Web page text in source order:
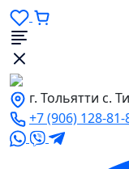
г. Тольятти с.
+7 (906) 128-81-